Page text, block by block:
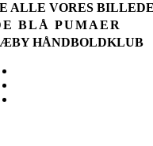
ALLE VORES
BLÅ PUMAER
HÅNDBOLDKLUB